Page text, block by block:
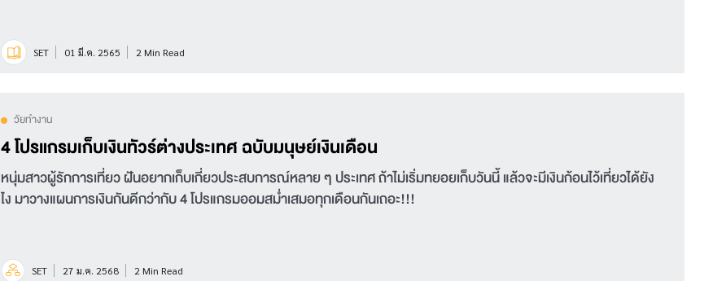
SET 01 มี.ค. 2565 2 Min Read
วัยทำงาน
4 โปรแกรมเก็บเงินทัวร์ต่างประเทศ ฉบับมนุษย์เงินเดือน
หนุ่มสาวผู้รักการเที่ยว ฝันอยากเก็บเกี่ยวประสบการณ์หลาย ๆ ประเทศ ถ้าไม่เริ่มทยอยเก็บวันนี้ แล้วจะมีเงินก้อนไว้เที่ยวได้ยัง
ไง มาวางแผนการเงินกันดีกว่ากับ 4 โปรแกรมออมสม่ำเสมอทุกเดือนกันเถอะ!!!
SET 27 ม.ค. 2568 2 Min Read